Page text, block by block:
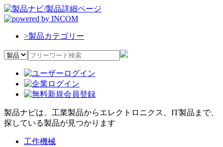
>製品カテゴリー
製品ナビは、工業製品からエレクトロニクス、IT製品まで、
探している製品が見つかります
工作機械